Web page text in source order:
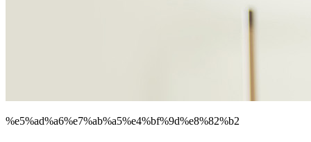
%e5%ad%a6%e7%ab%a5%e4%bf%9d%e8%82%b2